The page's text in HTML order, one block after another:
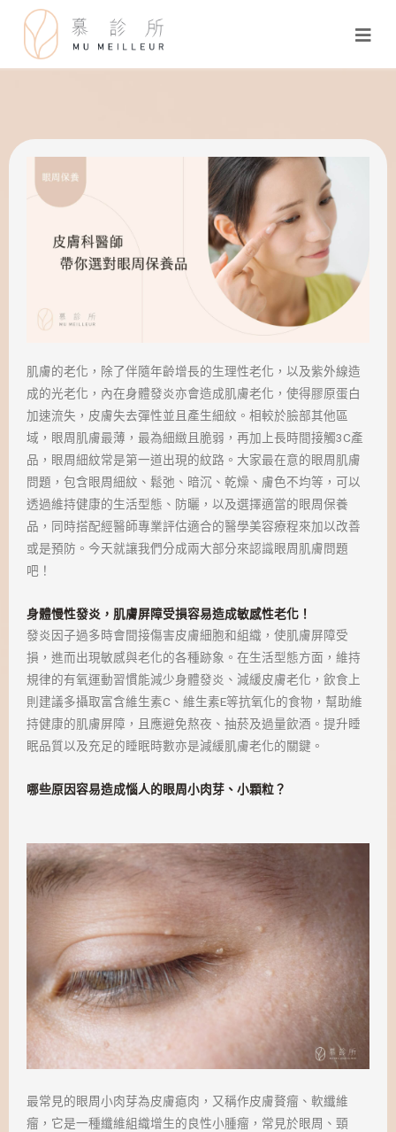
肌膚的老化，除了伴隨年齡增長的生理性老化，以及紫外線造
成的光老化，內在身體發炎亦會造成肌膚老化，使得膠原蛋白
加速流失，皮膚失去彈性並且產生細紋。相較於臉部其他區
域，眼周肌膚最薄，最為細緻且脆弱，再加上長時間接觸3C產
品，眼周細紋常是第一道出現的紋路。大家最在意的眼周肌膚
問題，包含眼周細紋、鬆弛、暗沉、乾燥、膚色不均等，可以
透過維持健康的生活型態、防曬，以及選擇適當的眼周保養
品，同時搭配經醫師專業評估適合的醫學美容療程來加以改善
或是預防。今天就讓我們分成兩大部分來認識眼周肌膚問題
吧！
身體慢性發炎，肌膚屏障受損容易造成敏感性老化！
發炎因子過多時會間接傷害皮膚細胞和組織，使肌膚屏障受
損，進而出現敏感與老化的各種跡象。在生活型態方面，維持
規律的有氧運動習慣能減少身體發炎、減緩皮膚老化，飲食上
則建議多攝取富含維生素C、維生素E等抗氧化的食物，幫助維
持健康的肌膚屏障，且應避免熬夜、抽菸及過量飲酒。提升睡
眠品質以及充足的睡眠時數亦是減緩肌膚老化的關鍵。
哪些原因容易造成惱人的眼周小肉芽、小顆粒？
最常見的眼周小肉芽為皮膚瘜肉，又稱作皮膚贅瘤、軟纖維
瘤，它是一種纖維組織增生的良性小腫瘤，常見於眼周、頸